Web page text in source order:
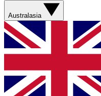
Australasia